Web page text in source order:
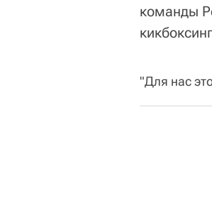
команды
"Для нас